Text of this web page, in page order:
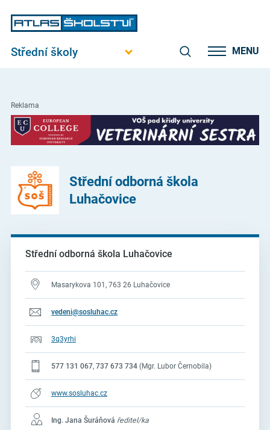
Střední školy MENU
Reklama
Střední odborná škola
Luhačovice
Střední odborná škola Luhačovice
Masarykova 101, 763 26 Luhačovice
vedeni@sosluhac.cz
3q3yrhi
577 131 067, 737 673 734 (Mgr. Lubor Černobila)
www.sosluhac.cz
Ing. Jana Šuráňová ředitel/ka